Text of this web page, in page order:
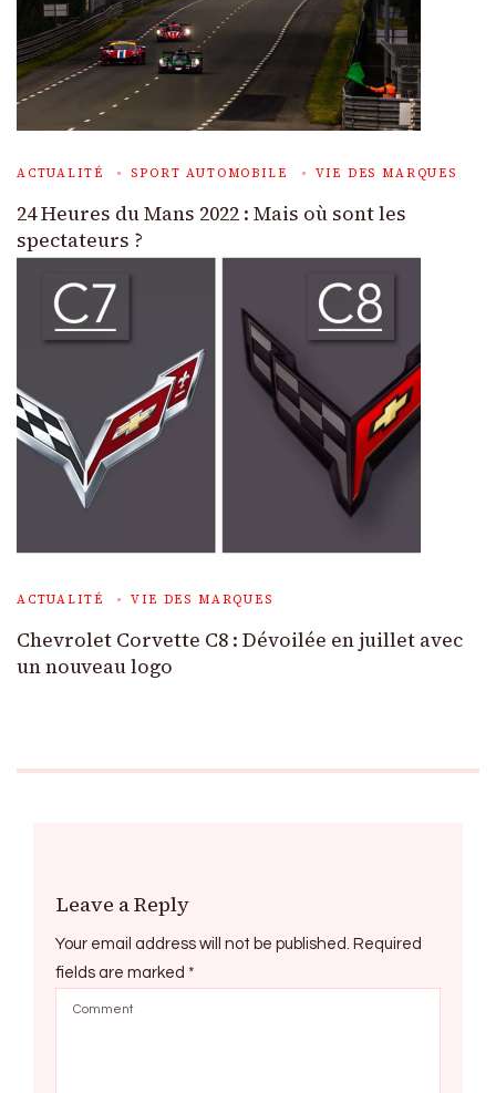
ACTUALITÉ SPORT AUTOMOBILE VIE DES MARQUES
24 Heures du Mans 2022 : Mais où sont les
spectateurs ?
ACTUALITÉ VIE DES MARQUES
Chevrolet Corvette C8 : Dévoilée en juillet avec
un nouveau logo
Leave a Reply
Your email address will not be published. Required
fields are marked *